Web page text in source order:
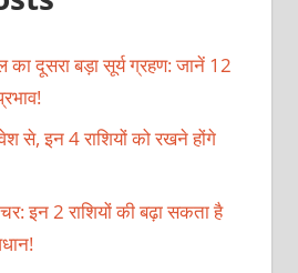
का दूसरा बड़ा सूर्य ग्रहण: जानें 12
से, इन 4 राशियों को रखने होंगे
इन 2 राशियों की बढ़ा सकता है